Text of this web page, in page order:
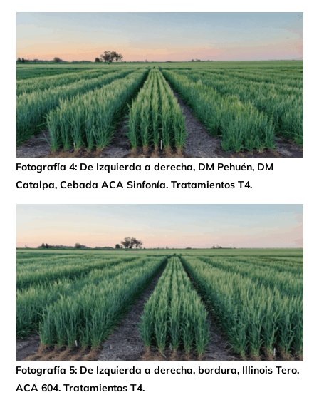
Fotografía 4: De Izquierda a derecha, DM Pehuén, DM
Catalpa, Cebada ACA Sinfonía. Tratamientos T4.
Fotografía 5: De Izquierda a derecha, bordura, Illinois Tero,
ACA 604. Tratamientos T4.